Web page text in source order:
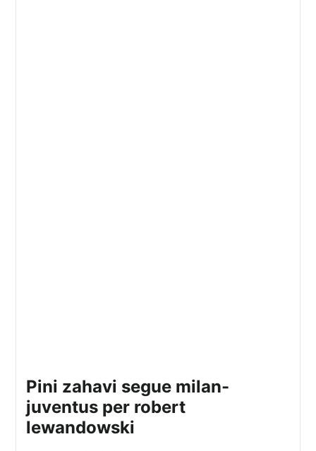
pini zahavi segue milan-
juventus per robert
lewandowski